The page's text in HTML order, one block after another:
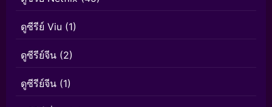
ดูซีรีย์ Viu (1)
ดูซีรีย์จีน (2)
ดูซีรีย์จีน (1)